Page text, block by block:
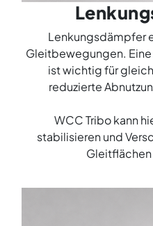
Lenkungsdämpfer
Gleitbewegungen.
ist wichtig für
reduzierte
WCC Tribo kann
stabilisieren und
Gleitflächen